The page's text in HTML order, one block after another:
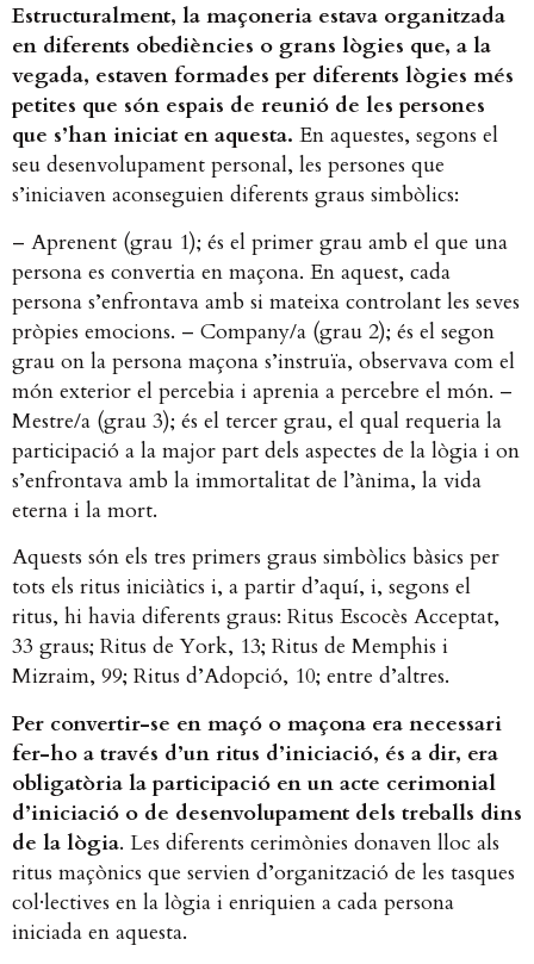
Estructuralment, la maçoneria estava organitzada
en diferents obediències o grans lògies que, a la
vegada, estaven formades per diferents lògies més
petites que són espais de reunió de les persones
que s’han iniciat en aquesta. En aquestes, segons el
seu desenvolupament personal, les persones que
s’iniciaven aconseguien diferents graus simbòlics:
– Aprenent (grau 1); és el primer grau amb el que una
persona es convertia en maçona. En aquest, cada
persona s’enfrontava amb si mateixa controlant les seves
pròpies emocions. – Company/a (grau 2); és el segon
grau on la persona maçona s’instruïa, observava com el
món exterior el percebia i aprenia a percebre el món. –
Mestre/a (grau 3); és el tercer grau, el qual requeria la
participació a la major part dels aspectes de la lògia i on
s’enfrontava amb la immortalitat de l’ànima, la vida
eterna i la mort.
Aquests són els tres primers graus simbòlics bàsics per
tots els ritus iniciàtics i, a partir d’aquí, i, segons el
ritus, hi havia diferents graus: Ritus Escocès Acceptat,
33 graus; Ritus de York, 13; Ritus de Memphis i
Mizraim, 99; Ritus d’Adopció, 10; entre d’altres.
Per convertir-se en maçó o maçona era necessari
fer-ho a través d’un ritus d’iniciació, és a dir, era
obligatòria la participació en un acte cerimonial
d’iniciació o de desenvolupament dels treballs dins
de la lògia. Les diferents cerimònies donaven lloc als
ritus maçònics que servien d’organització de les tasques
col·lectives en la lògia i enriquien a cada persona
iniciada en aquesta.